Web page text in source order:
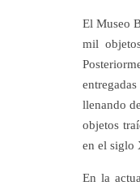
El Museo
mil
llenando
objetos
en el siglo
En la